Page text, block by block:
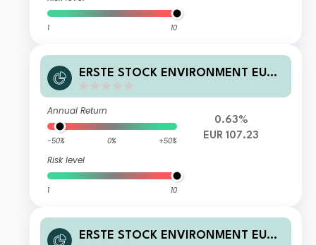
1 10
ERSTE STOCK ENVIRONMENT EUR
Annual Return
-50% 0% +50%
Risk level
1 10
0.63%
EUR 107.23
ERSTE STOCK ENVIRONMENT EUR